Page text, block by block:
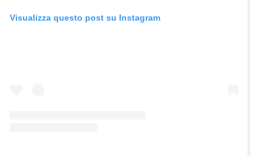
Visualizza questo post su Instagram